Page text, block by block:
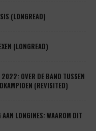
(LONGREAD)
(LONGREAD)
2022: OVER DE BAND TUSSEN
(REVISITED)
AAN LONGINES: WAAROM DIT